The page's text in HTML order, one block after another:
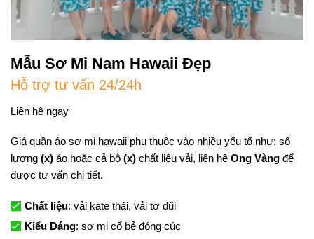
Mẫu Sơ Mi Nam Hawaii Đẹp
Hỗ trợ tư vấn 24/24h
Liên hệ ngay
Giá quần áo sơ mi hawaii phụ thuộc vào nhiều yếu tố như: số
lượng (x)áo hoặc cả bộ (x) chất liệu vải, liên hệ Ong Vàngđể
được tư vấn chi tiết.
Chất liệu: vải kate thái, vải tơ đũi
Kiểu Dáng: sơ mi cổ bẻ đóng cúc